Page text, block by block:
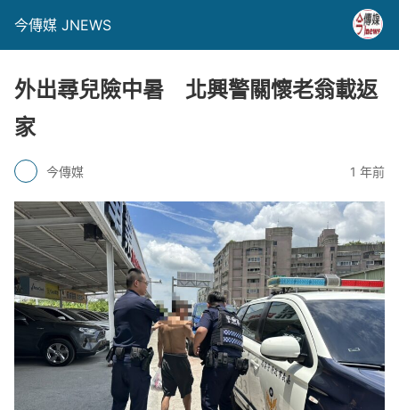
今傳媒 JNEWS
外出尋兒險中暑 北興警關懷老翁載返
家
今傳媒 1 年前